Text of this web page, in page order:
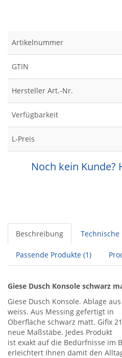
Artikelnummer
GTIN
Hersteller Art.-Nr.
Verfügbarkeit
L-Preis
Noch kein Kunde?
Beschreibung Technische
Passende Produkte (1)
Giese Dusch Konsole schwarz
Giese Dusch Konsole. Ablage
weiss. Aus Messing gefertigt in
Oberfläche schwarz matt. Gifix
neue Maßstäbe. Jedes Produkt
ist exakt auf die Bedürfnisse im
erleichtert Ihnen damit den